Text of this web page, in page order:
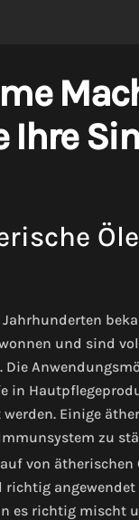
Ihre
und sind
Die
in
Einige
zu
von
angewendet
es richtig mischt